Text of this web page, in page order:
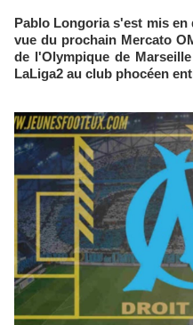
Pablo Longoria s'est mis
vue du prochain Mercato
de l'Olympique de
LaLiga2 au club phocéen